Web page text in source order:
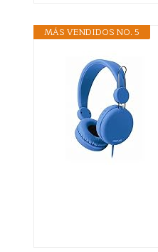
MÁS VENDIDOS NO. 5